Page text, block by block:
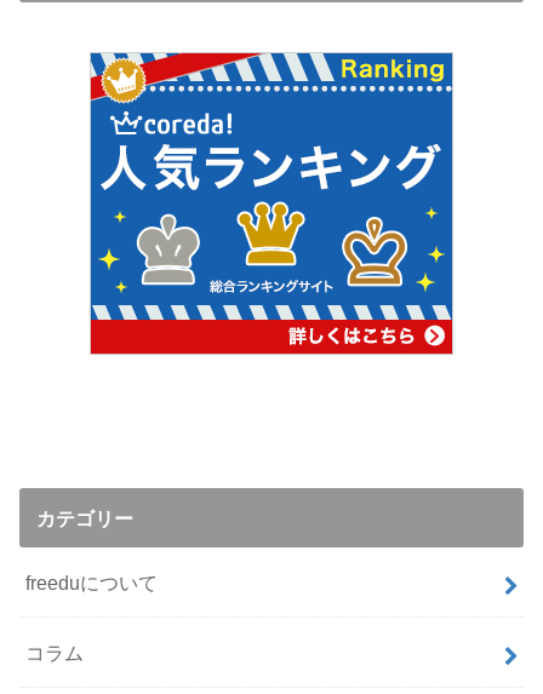
カテゴリー
freeduについて
コラム